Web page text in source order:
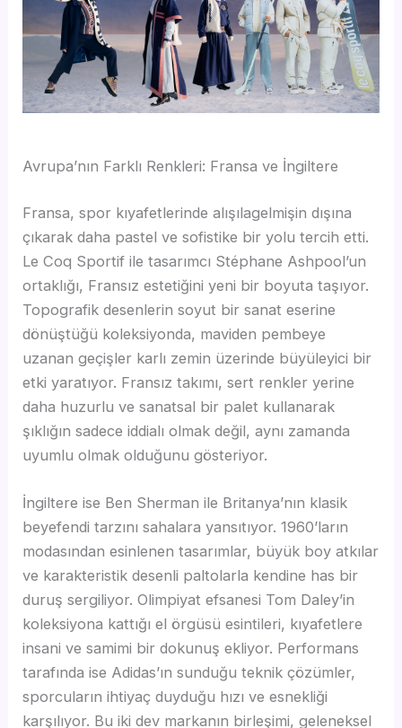
Avrupa’nın Farklı Renkleri: Fransa ve İngiltere
Fransa, spor kıyafetlerinde alışılagelmişin dışına
çıkarak daha pastel ve sofistike bir yolu tercih etti.
Le Coq Sportif ile tasarımcı Stéphane Ashpool’un
ortaklığı, Fransız estetiğini yeni bir boyuta taşıyor.
Topografik desenlerin soyut bir sanat eserine
dönüştüğü koleksiyonda, maviden pembeye
uzanan geçişler karlı zemin üzerinde büyüleyici bir
etki yaratıyor. Fransız takımı, sert renkler yerine
daha huzurlu ve sanatsal bir palet kullanarak
şıklığın sadece iddialı olmak değil, aynı zamanda
uyumlu olmak olduğunu gösteriyor.
İngiltere ise Ben Sherman ile Britanya’nın klasik
beyefendi tarzını sahalara yansıtıyor. 1960’ların
modasından esinlenen tasarımlar, büyük boy atkılar
ve karakteristik desenli paltolarla kendine has bir
duruş sergiliyor. Olimpiyat efsanesi Tom Daley’in
koleksiyona kattığı el örgüsü esintileri, kıyafetlere
insani ve samimi bir dokunuş ekliyor. Performans
tarafında ise Adidas’ın sunduğu teknik çözümler,
sporcuların ihtiyaç duyduğu hızı ve esnekliği
karşılıyor. Bu iki dev markanın birleşimi, geleneksel